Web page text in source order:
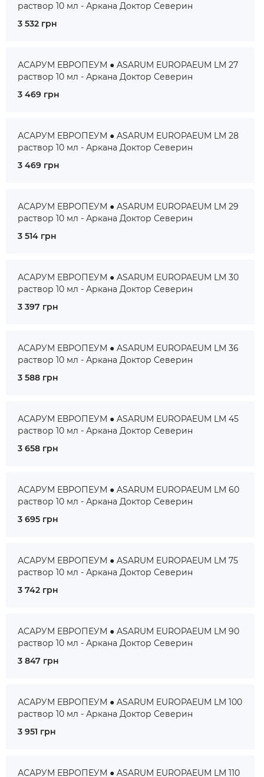
раствор 10 мл - Аркана Доктор Северин
3 532 грн
АСАРУМ ЕВРОПЕУМ ● ASARUM EUROPAEUM LM 27
раствор 10 мл - Аркана Доктор Северин
3 469 грн
АСАРУМ ЕВРОПЕУМ ● ASARUM EUROPAEUM LM 28
раствор 10 мл - Аркана Доктор Северин
3 469 грн
АСАРУМ ЕВРОПЕУМ ● ASARUM EUROPAEUM LM 29
раствор 10 мл - Аркана Доктор Северин
3 514 грн
АСАРУМ ЕВРОПЕУМ ● ASARUM EUROPAEUM LM 30
раствор 10 мл - Аркана Доктор Северин
3 397 грн
АСАРУМ ЕВРОПЕУМ ● ASARUM EUROPAEUM LM 36
раствор 10 мл - Аркана Доктор Северин
3 588 грн
АСАРУМ ЕВРОПЕУМ ● ASARUM EUROPAEUM LM 45
раствор 10 мл - Аркана Доктор Северин
3 658 грн
АСАРУМ ЕВРОПЕУМ ● ASARUM EUROPAEUM LM 60
раствор 10 мл - Аркана Доктор Северин
3 695 грн
АСАРУМ ЕВРОПЕУМ ● ASARUM EUROPAEUM LM 75
раствор 10 мл - Аркана Доктор Северин
3 742 грн
АСАРУМ ЕВРОПЕУМ ● ASARUM EUROPAEUM LM 90
раствор 10 мл - Аркана Доктор Северин
3 847 грн
АСАРУМ ЕВРОПЕУМ ● ASARUM EUROPAEUM LM 100
раствор 10 мл - Аркана Доктор Северин
3 951 грн
АСАРУМ ЕВРОПЕУМ ● ASARUM EUROPAEUM LM 110